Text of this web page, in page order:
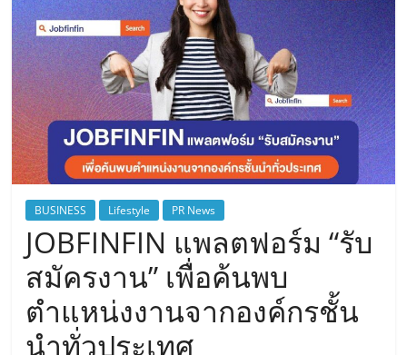
BUSINESS Lifestyle PR News
JOBFINFIN แพลตฟอร์ม “รับ
สมัครงาน” เพื่อค้นพบ
ตำแหน่งงานจากองค์กรชั้น
นำทั่วประเทศ